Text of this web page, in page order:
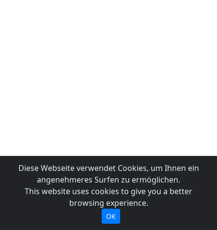
Diese Webseite verwendet Cookies, um Ihnen ein
angenehmeres Surfen zu ermöglichen.
This website uses cookies to give you a better
browsing experience.
OK